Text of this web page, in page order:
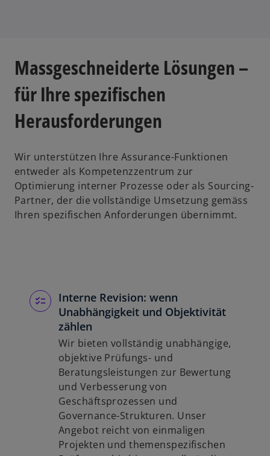
Massgeschneiderte Lösungen –
für Ihre spezifischen
Herausforderungen
Wir unterstützen Ihre Assurance-Funktionen
entweder als Kompetenzzentrum zur
Optimierung interner Prozesse oder als Sourcing-
Partner, der die vollständige Umsetzung gemäss
Ihren spezifischen Anforderungen übernimmt.
Interne Revision: wenn
Unabhängigkeit und Objektivität
zählen
Wir bieten vollständig unabhängige,
objektive Prüfungs- und
Beratungsleistungen zur Bewertung
und Verbesserung von
Geschäftsprozessen und
Governance-Strukturen. Unser
Angebot reicht von einmaligen
Projekten und themenspezifischen